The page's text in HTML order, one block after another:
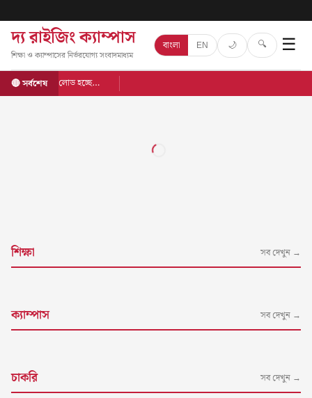
দ্য রাইজিং ক্যাম্পাস
শিক্ষা ও ক্যাম্পাসের নির্ভরযোগ্য সংবাদমাধ্যম
বাংলা EN 🌙 🔍 ☰
🔴 সর্বশেষ লোড হচ্ছে…
শিক্ষা সব দেখুন →
ক্যাম্পাস সব দেখুন →
চাকরি সব দেখুন →